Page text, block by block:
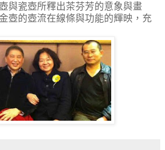
與瓷壺所釋出茶芬芳的意象與畫
壺的壺流在線條與功能的輝映，充